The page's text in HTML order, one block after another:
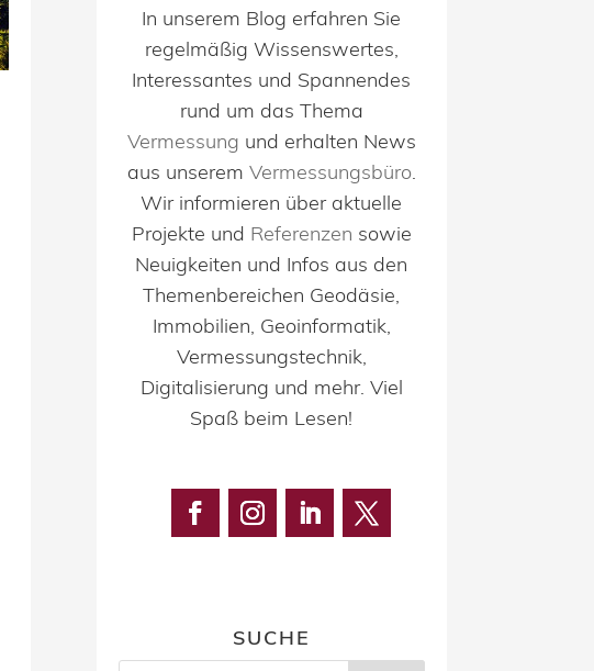
In unserem Blog erfahren Sie
regelmäßig Wissenswertes,
Interessantes und Spannendes
rund um das Thema
Vermessung und erhalten News
aus unserem Vermessungsbüro.
Wir informieren über aktuelle
Projekte und Referenzen sowie
Neuigkeiten und Infos aus den
Themenbereichen Geodäsie,
Immobilien, Geoinformatik,
Vermessungstechnik,
Digitalisierung und mehr. Viel
Spaß beim Lesen!
SUCHE